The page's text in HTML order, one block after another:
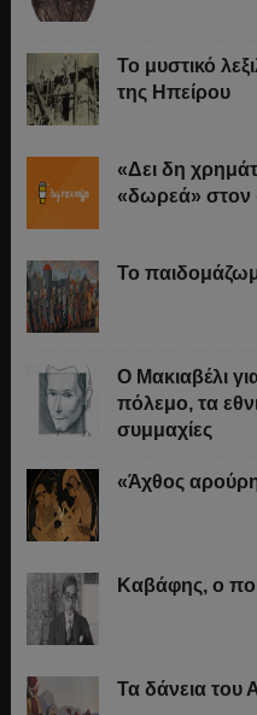
Το μυστικό
της Ηπείρου
«Δει δη
«δωρεά» στον
Το
O Μακιαβέλι
πόλεμο, τα
συμμαχίες
«Άχθος
Καβάφης, ο
Τα δάνεια του